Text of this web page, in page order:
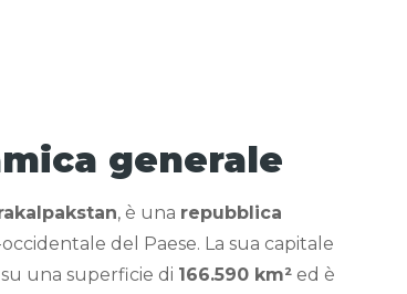
generale
, è una repubblica
del Paese. La sua capitale
una superficie di 166.590 km² ed è